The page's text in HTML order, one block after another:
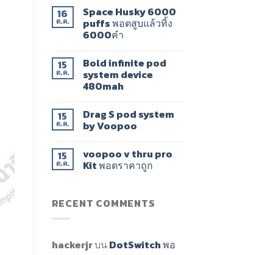
16
ต.ค.
Space Husky 6000
puffs พอตสูบแล้วทิ้ง
6000คำ
15
ต.ค.
Bold infinite pod
system device
480mah
15
ต.ค.
Drag​ S pod system
by Voopoo​
15
ต.ค.
voopoo v thru pro
Kit พอตราคาถูก
RECENT COMMENTS
hackerjrบนDotSwitch พอ